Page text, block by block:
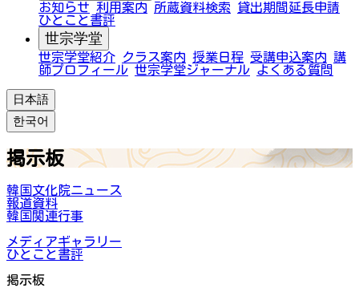
お知らせ 利用案内 所蔵資料検索
貸出期間延長申請
ひとこと書評
世宗学堂
世宗学堂紹介 クラス案内 授業日程 受講申込案内 講
師プロフィール 世宗学堂ジャーナル よくある質問
日本語
한국어
掲示板
韓国文化院ニュース
報道資料
韓国関連行事
メディアギャラリー
ひとこと書評
掲示板